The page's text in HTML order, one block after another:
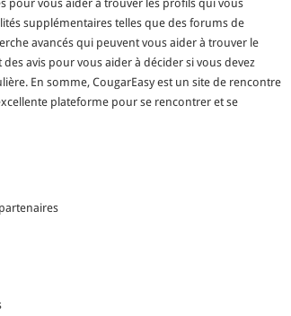
pour vous aider à trouver les profils qui vous
supplémentaires telles que des forums de
avancés qui peuvent vous aider à trouver le
avis pour vous aider à décider si vous devez
En somme, CougarEasy est un site de rencontre
plateforme pour se rencontrer et se